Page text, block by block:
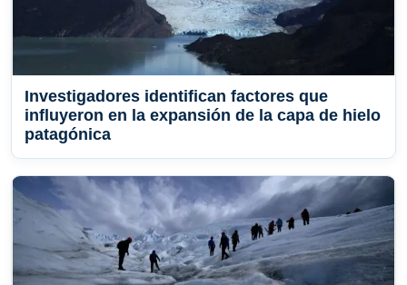
Investigadores identifican factores que
influyeron en la expansión de la capa de hielo
patagónica